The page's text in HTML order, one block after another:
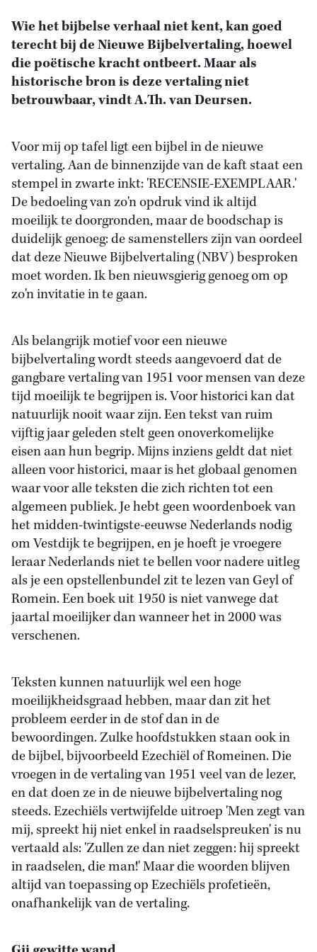
Wie het bijbelse verhaal niet kent, kan goed
terecht bij de Nieuwe Bijbelvertaling, hoewel
die poëtische kracht ontbeert. Maar als
historische bron is deze vertaling niet
betrouwbaar, vindt A.Th. van Deursen.
Voor mij op tafel ligt een bijbel in de nieuwe
vertaling. Aan de binnenzijde van de kaft staat een
stempel in zwarte inkt: 'RECENSIE-EXEMPLAAR.'
De bedoeling van zo'n opdruk vind ik altijd
moeilijk te doorgronden, maar de boodschap is
duidelijk genoeg: de samenstellers zijn van oordeel
dat deze Nieuwe Bijbelvertaling (NBV) besproken
moet worden. Ik ben nieuwsgierig genoeg om op
zo'n invitatie in te gaan.
Als belangrijk motief voor een nieuwe
bijbelvertaling wordt steeds aangevoerd dat de
gangbare vertaling van 1951 voor mensen van deze
tijd moeilijk te begrijpen is. Voor historici kan dat
natuurlijk nooit waar zijn. Een tekst van ruim
vijftig jaar geleden stelt geen onoverkomelijke
eisen aan hun begrip. Mijns inziens geldt dat niet
alleen voor historici, maar is het globaal genomen
waar voor alle teksten die zich richten tot een
algemeen publiek. Je hebt geen woordenboek van
het midden-twintigste-eeuwse Nederlands nodig
om Vestdijk te begrijpen, en je hoeft je vroegere
leraar Nederlands niet te bellen voor nadere uitleg
als je een opstellenbundel zit te lezen van Geyl of
Romein. Een boek uit 1950 is niet vanwege dat
jaartal moeilijker dan wanneer het in 2000 was
verschenen.
Teksten kunnen natuurlijk wel een hoge
moeilijkheidsgraad hebben, maar dan zit het
probleem eerder in de stof dan in de
bewoordingen. Zulke hoofdstukken staan ook in
de bijbel, bijvoorbeeld Ezechiël of Romeinen. Die
vroegen in de vertaling van 1951 veel van de lezer,
en dat doen ze in de nieuwe bijbelvertaling nog
steeds. Ezechiëls vertwijfelde uitroep 'Men zegt van
mij, spreekt hij niet enkel in raadselspreuken' is nu
vertaald als: 'Zullen ze dan niet zeggen: hij spreekt
in raadselen, die man!' Maar die woorden blijven
altijd van toepassing op Ezechiëls profetieën,
onafhankelijk van de vertaling.